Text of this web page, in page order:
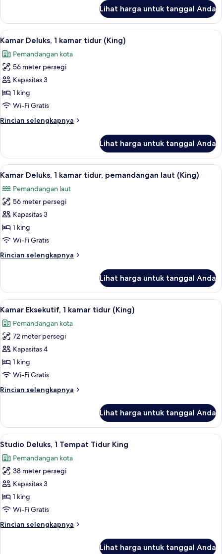
Kamar
Lihat harga untuk tanggal Anda
Lihat
semua
foto
untuk
Kamar
Deluks,
1
tidur
Mesin pembuat kopi/teh,
6
Kamar Deluks, 1 kamar tidur (King)
Pemandangan kota
56 meter persegi
Kapasitas 3
1 king
Wi-Fi Gratis
Rincian selengkapnya
Rincian
Kamar
Deluks,
1
tidur
(King)
Lihat harga untuk tanggal Anda
Lihat
semua
foto
untuk
Kamar
Deluks,
1
tidur,
(King)
Mesin pembuat kopi/teh,
5
Kamar Deluks, 1 kamar tidur, pemandangan laut (King)
Pemandangan laut
56 meter persegi
Kapasitas 3
1 king
Wi-Fi Gratis
Rincian selengkapnya
Rincian
Kamar
Deluks,
1
tidur,
pemandangan
(King)
Lihat harga untuk tanggal Anda
Lihat
semua
foto
untuk
Kamar
Eksekutif,
1
tidur
Perlengkapan mandi gratis,
6
Kamar Eksekutif, 1 kamar tidur (King)
Pemandangan kota
72 meter persegi
Kapasitas 4
1 king
Wi-Fi Gratis
Rincian selengkapnya
Rincian
Kamar
Eksekutif,
1
tidur
(King)
Lihat harga untuk tanggal Anda
Lihat
semua
foto
untuk
Studio
Deluks,
1
Tidur
Seprai premium, brankas, meja
4
Studio Deluks, 1 Tempat Tidur King
Pemandangan kota
38 meter persegi
Kapasitas 3
1 king
Wi-Fi Gratis
Rincian selengkapnya
Rincian
Lihat harga untuk tanggal Anda